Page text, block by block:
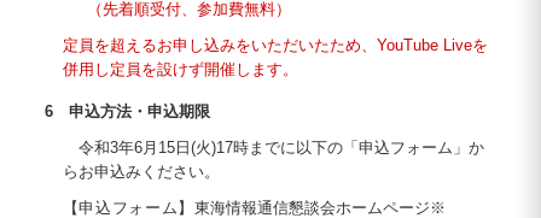
（先着順受付、参加費無料）
定員を超えるお申し込みをいただいたため、YouTube Liveを
併用し定員を設けず開催します。
6 申込方法・申込期限
令和3年6月15日(火)17時までに以下の「申込フォーム」か
らお申込みください。
【申込フォーム】 東海情報通信懇談会ホームページ※